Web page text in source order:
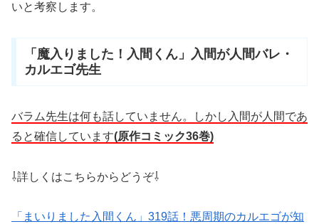
いと考察します。
「魔入りました！入間くん」入間が人間バレ・
カルエゴ先生
バラム先生は何も話していません。しかし入間が人間であ
ると確信しています(原作コミック36巻)
⇩詳しくはこちらからどうぞ⇩
「まいりました入間くん」319話！悪周期のカルエゴが知